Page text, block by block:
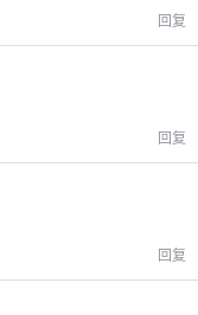
回复
回复
回复